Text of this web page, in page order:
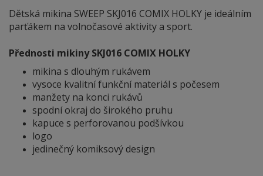
Dětská mikina SWEEP SKJ016 COMIX HOLKY je ideálním
parťákem na volnočasové aktivity a sport.
Přednosti mikiny SKJ016 COMIX HOLKY
mikina s dlouhým rukávem
vysoce kvalitní funkční materiál s počesem
manžety na konci rukávů
spodní okraj do širokého pruhu
kapuce s perforovanou podšívkou
logo
jedinečný komiksový design